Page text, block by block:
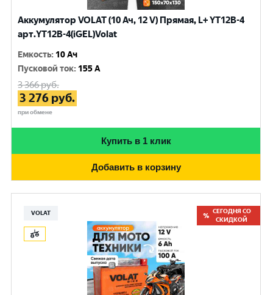
Аккумулятор VOLAT (10 Ач, 12 V) Прямая, L+ YT12B-4
арт.YT12B-4(iGEL)Volat
Емкость: 10 Ач
Пусковой ток: 155 A
3 366руб.
3 276 руб.
при обмене
Купить в 1 клик
Добавить в корзину
VOLAT
СЕГОДНЯ СО
СКИДКОЙ